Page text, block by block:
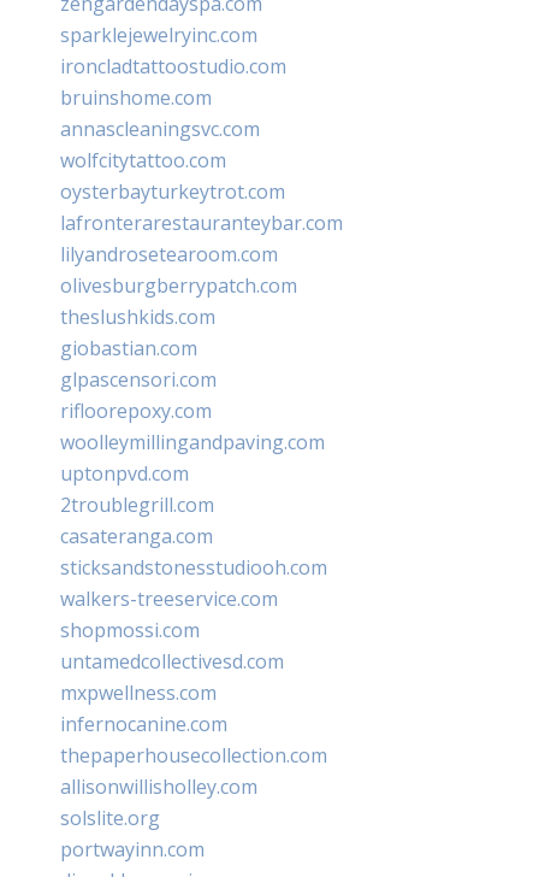
sparklejewelryinc.com
ironcladtattoostudio.com
bruinshome.com
annascleaningsvc.com
wolfcitytattoo.com
oysterbayturkeytrot.com
lafronterarestauranteybar.com
lilyandrosetearoom.com
olivesburgberrypatch.com
theslushkids.com
giobastian.com
glpascensori.com
rifloorepoxy.com
woolleymillingandpaving.com
uptonpvd.com
2troublegrill.com
casateranga.com
sticksandstonesstudiooh.com
walkers-treeservice.com
shopmossi.com
untamedcollectivesd.com
mxpwellness.com
infernocanine.com
thepaperhousecollection.com
allisonwillisholley.com
solslite.org
portwayinn.com